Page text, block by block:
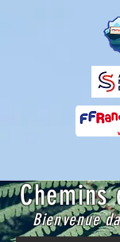
Chemins
Bienvenue